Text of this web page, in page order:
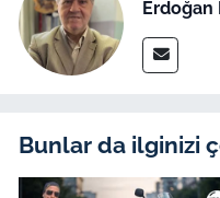
Erdoğan
Bunlar da ilginizi